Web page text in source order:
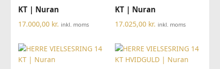
KT | Nuran
17.000,00 kr. inkl. moms
KT | Nuran
17.025,00 kr. inkl. moms